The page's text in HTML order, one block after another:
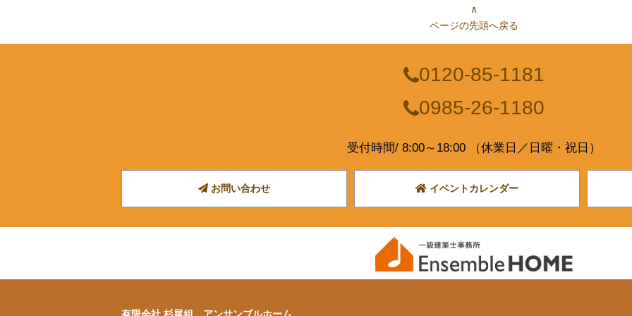
∧
ページの先頭へ戻る
0120-85-1181
0985-26-1180
受付時間/ 8:00～18:00 （休業日／日曜・祝日）
お問い合わせ イベントカレンダー
有限会社 杉尾組 アンサンブルホーム